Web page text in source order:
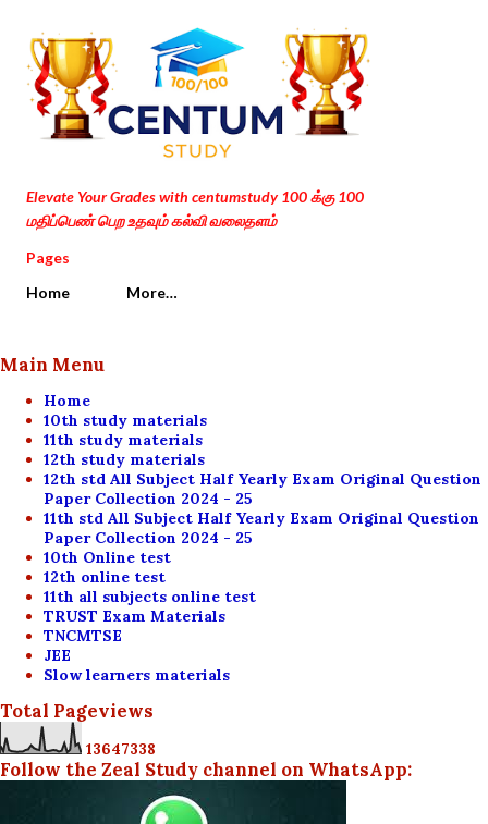
Skip to main content
Elevate Your Grades with centumstudy 100 க்கு 100
மதிப்பெண் பெற உதவும் கல்வி வலைதளம்
Pages
Home
More…
Main Menu
Home
10th study materials
11th study materials
12th study materials
12th std All Subject Half Yearly Exam Original Question
Paper Collection 2024 - 25
11th std All Subject Half Yearly Exam Original Question
Paper Collection 2024 - 25
10th Online test
12th online test
11th all subjects online test
TRUST Exam Materials
TNCMTSE
JEE
Slow learners materials
Total Pageviews
13647338
Follow the Zeal Study channel on WhatsApp: